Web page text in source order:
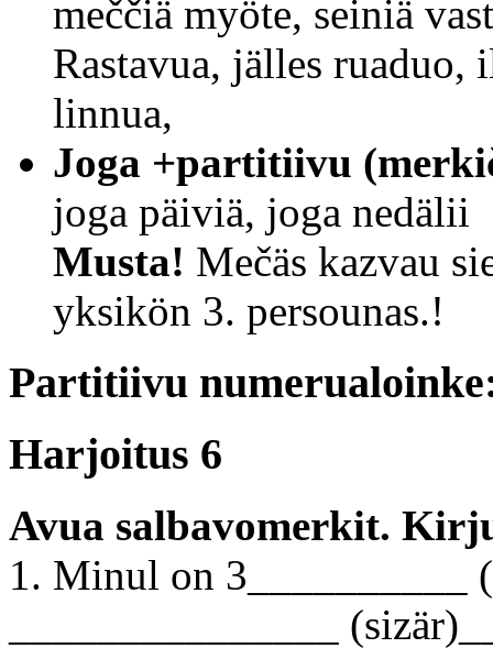
meččiä myöte, seiniä
Rastavua, jälles
linnua,
Joga +partitiivu
joga päiviä, joga nedälii
Musta! Mečäs kazvau
yksikön 3. persounas.!
Partitiivu
Harjoitus 6
Avua salbavomerkit.
1. Minul on 3__________
_______________